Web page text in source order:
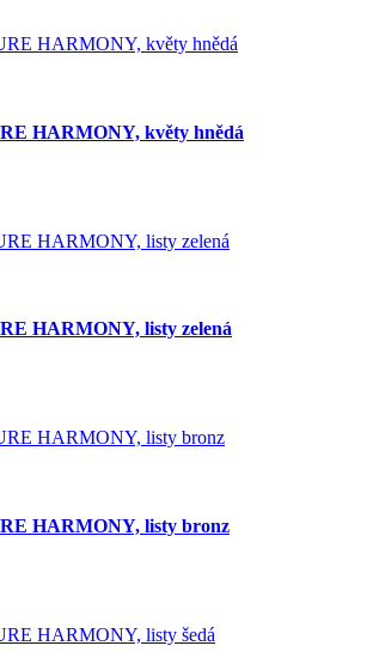
HARMONY, květy hnědá
HARMONY, listy zelená
HARMONY, listy bronz